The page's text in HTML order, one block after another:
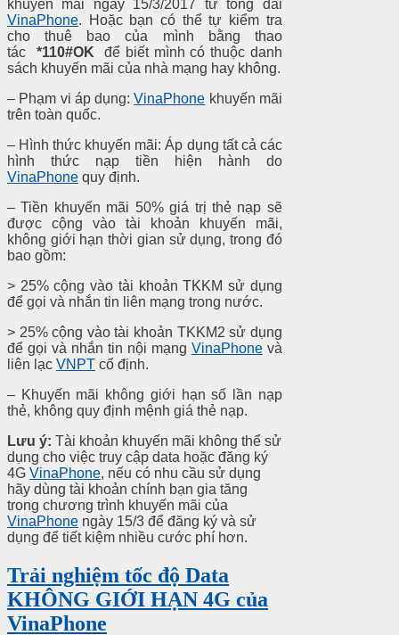
khuyến mãi ngày 15/3/2017 từ tổng đài
VinaPhone. Hoặc bạn có thể tự kiểm tra
cho thuê bao của mình bằng thao
tác *110#OK để biết mình có thuộc danh
sách khuyến mãi của nhà mạng hay không.
– Phạm vi áp dụng:VinaPhone khuyến mãi
trên toàn quốc.
– Hình thức khuyến mãi: Áp dụng tất cả các
hình thức nạp tiền hiện hành do
VinaPhone quy định.
– Tiền khuyến mãi 50% giá trị thẻ nạp sẽ
được cộng vào tài khoản khuyến mãi,
không giới hạn thời gian sử dụng, trong đó
bao gồm:
> 25% cộng vào tài khoản TKKM sử dụng
để gọi và nhắn tin liên mạng trong nước.
> 25% cộng vào tài khoản TKKM2 sử dụng
để gọi và nhắn tin nội mạng VinaPhonevà
liên lạc VNPT cố định.
– Khuyến mãi không giới hạn số lần nạp
thẻ, không quy định mệnh giá thẻ nạp.
Lưu ý: Tài khoản khuyến mãi không thể sử
dụng cho việc truy cập data hoặc đăng ký
4G VinaPhone, nếu có nhu cầu sử dụng
hãy dùng tài khoản chính bạn gia tăng
trong chương trình khuyến mãi của
VinaPhone ngày 15/3 để đăng ký và sử
dụng để tiết kiệm nhiều cước phí hơn.
Trải nghiệm tốc độ Data
KHÔNG GIỚI HẠN 4G của
VinaPhone